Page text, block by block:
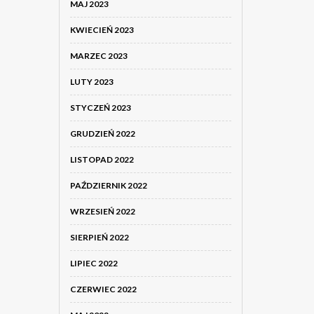
MAJ 2023
KWIECIEŃ 2023
MARZEC 2023
LUTY 2023
STYCZEŃ 2023
GRUDZIEŃ 2022
LISTOPAD 2022
PAŹDZIERNIK 2022
WRZESIEŃ 2022
SIERPIEŃ 2022
LIPIEC 2022
CZERWIEC 2022